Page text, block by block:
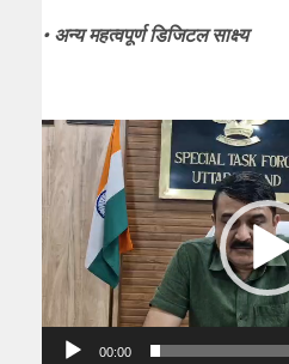
• अन्य महत्वपूर्ण डिजिटल साक्ष्य
Video
Player
00:00